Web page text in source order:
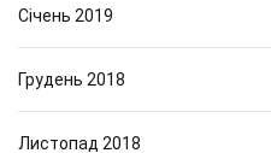
Січень 2019
Грудень 2018
Листопад 2018